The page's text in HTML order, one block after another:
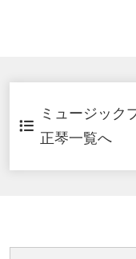
ミュージック
正琴一覧へ